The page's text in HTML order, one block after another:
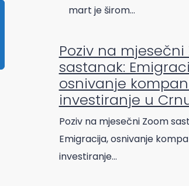
mart je širom…
Poziv na mjesečni
sastanak:
osnivanje
investiranje u
Poziv na mjesečni Zoom
Emigracija, osnivanje
investiranje…